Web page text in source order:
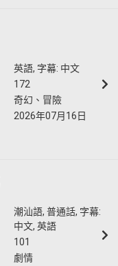
英語, 字幕: 中文
172
奇幻、冒險
2026年07月16日
潮汕語, 普通話, 字幕:
中文, 英語
101
劇情